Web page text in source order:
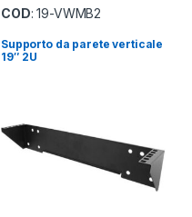
COD: 19-VWMB2
Supporto da parete verticale
19″ 2U